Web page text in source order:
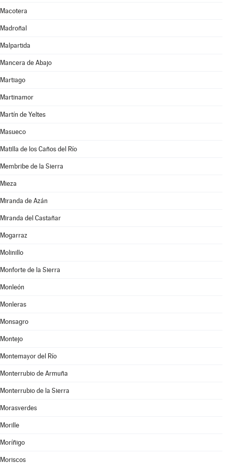
Macotera
Madroñal
Malpartida
Mancera de Abajo
Martiago
Martinamor
Martín de Yeltes
Masueco
Matilla de los Caños del Río
Membribe de la Sierra
Mieza
Miranda de Azán
Miranda del Castañar
Mogarraz
Molinillo
Monforte de la Sierra
Monleón
Monleras
Monsagro
Montejo
Montemayor del Río
Monterrubio de Armuña
Monterrubio de la Sierra
Morasverdes
Morille
Moríñigo
Moriscos